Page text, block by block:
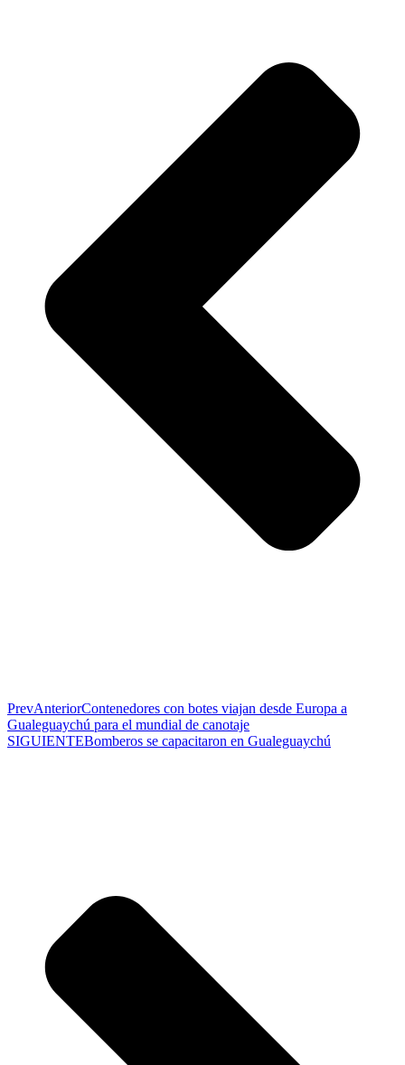
PrevAnteriorContenedores con botes viajan desde Europa a
Gualeguaychú para el mundial de canotaje
SIGUIENTEBomberos se capacitaron en Gualeguaychú